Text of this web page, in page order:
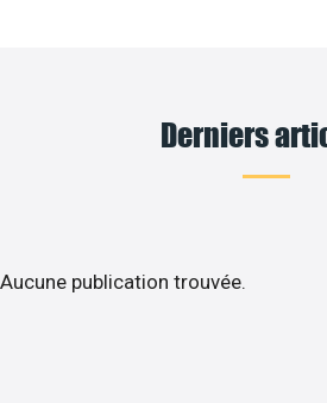
Derniers
Aucune publication trouvée.